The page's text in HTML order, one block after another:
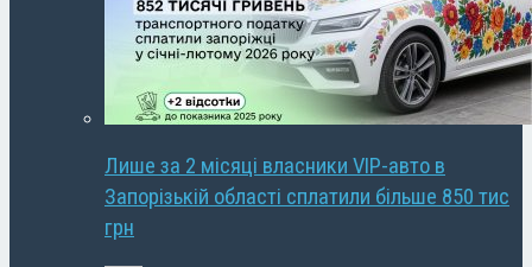
Лише за 2 місяці власники VIP-авто в
Запорізькій області сплатили більше 850 тис
грн